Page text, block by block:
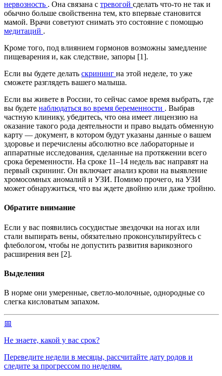
нервозность . Она связана с тревогой сделать что-то не так и
обычно больше свойственна тем, кто впервые становится
мамой. Врачи советуют снимать это состояние с помощью
медитаций .
Кроме того, под влиянием гормонов возможны замедление
пищеварения и, как следствие, запоры [1].
Если вы будете делать скрининг на этой неделе, то уже
сможете разглядеть вашего малыша.
Если вы живете в России, то сейчас самое время выбрать, где
вы будете наблюдаться во время беременности . Выбрав
частную клинику, убедитесь, что она имеет лицензию на
оказание такого рода деятельности и право выдать обменную
карту — документ, в котором будут указаны данные о вашем
здоровье и перечислены абсолютно все лабораторные и
аппаратные исследования, сделанные на протяжении всего
срока беременности. На сроке 11–14 недель вас направят на
первый скрининг. Он включает анализ крови на выявление
хромосомных аномалий и УЗИ. Помимо прочего, на УЗИ
может обнаружиться, что вы ждете двойню или даже тройню.
Обратите внимание
Если у вас появились сосудистые звездочки на ногах или
стали выпирать вены, обязательно проконсультируйтесь с
флебологом, чтобы не допустить развития варикозного
расширения вен [2].
Выделения
В норме они умеренные, светло-молочные, однородные со
слегка кисловатым запахом.
📅
Не знаете, какой у вас срок?
Переведите недели в месяцы, рассчитайте дату родов и
следите за прогрессом по неделям.